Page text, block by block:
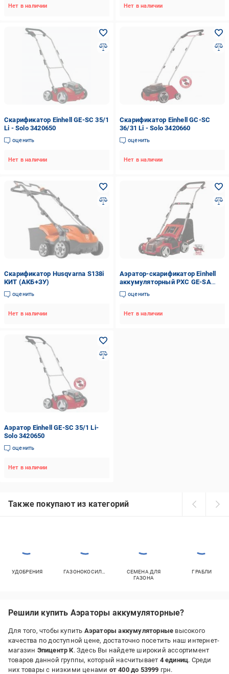
Нет в наличии Нет в наличии
Скарификатор Einhell GE-SC 35/1
Li - Solo 3420650
оценить
Нет в наличии
Скарификатор Einhell GC-SC
36/31 Li - Solo 3420660
оценить
Нет в наличии
Скарификатор Husqvarna S138i
КИТ (АКБ+ЗУ)
оценить
Нет в наличии
Аэратор-скарификатор Einhell
аккумуляторный PXC GE-SA
36/35 Li - Solo 3420685
оценить
Нет в наличии
Аэратор Einhell GE-SC 35/1 Li-
Solo 3420650
оценить
Нет в наличии
Также покупают из категорий
УДОБРЕНИЯ
СЕМЕНА ДЛЯ
ГАЗОНА
ГРАБЛИ
Решили купить Аэраторы аккумуляторные?
Для того, чтобы купить Аэраторы аккумуляторные высокого
качества по доступной цене, достаточно посетить наш интернет-
магазин Эпицентр К. Здесь Вы найдете широкий ассортимент
товаров данной группы, который насчитывает 4 единиц. Среди
них товары с низкими ценами от 400 до 53999 грн.